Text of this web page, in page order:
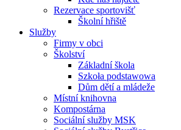
Rezervace sportovišť
Školní hřiště
Služby
Firmy v obci
Školství
Základní škola
Szkoła podstawowa
Dům dětí a mládeže
Místní knihovna
Kompostárna
Sociální služby MSK